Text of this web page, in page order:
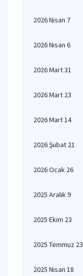
2026 Nisan 7
2026 Nisan 6
2026 Mart 31
2026 Mart 23
2026 Mart 14
2026 Şubat 21
2026 Ocak 26
2025 Aralık 9
2025 Ekim 23
2025 Temmuz 23
2025 Nisan 18